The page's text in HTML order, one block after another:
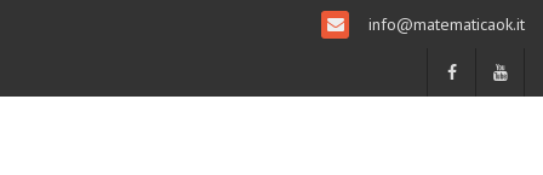
info@matematicaok.it